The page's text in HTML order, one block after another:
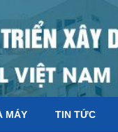
MÁY TIN TỨC